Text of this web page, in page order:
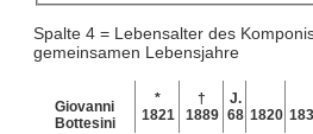
Spalte 4 = Lebensalter des
gemeinsamen Lebensjahre
Giovanni
Bottesini
*
1821
†
1889
J.
68 1820